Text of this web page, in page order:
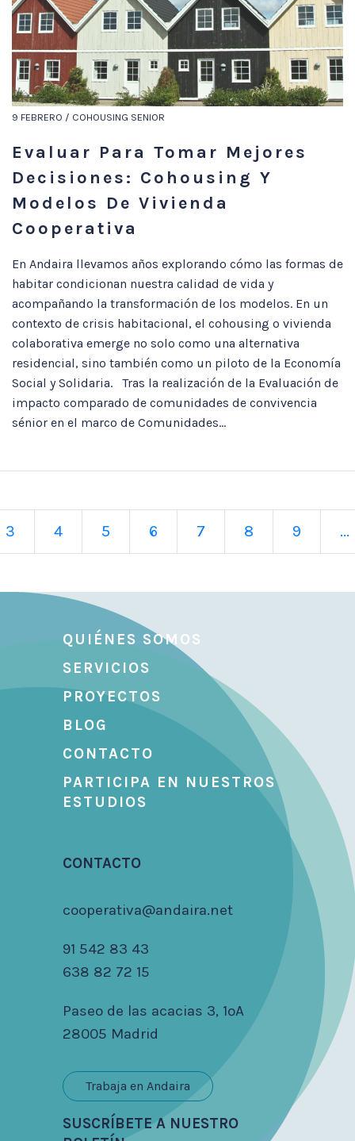
9 FEBRERO / COHOUSING SENIOR
Evaluar Para Tomar Mejores
Decisiones: Cohousing Y
Modelos De Vivienda
Cooperativa
En Andaira llevamos años explorando cómo las formas de
habitar condicionan nuestra calidad de vida y
acompañando la transformación de los modelos. En un
contexto de crisis habitacional, el cohousing o vivienda
colaborativa emerge no solo como una alternativa
residencial, sino también como un piloto de la Economía
Social y Solidaria. Tras la realización de la Evaluación de
impacto comparado de comunidades de convivencia
sénior en el marco de Comunidades...
3 4 5 6 7 8 9 ...
QUIÉNES SOMOS
SERVICIOS
PROYECTOS
BLOG
CONTACTO
PARTICIPA EN NUESTROS
ESTUDIOS
CONTACTO
cooperativa@andaira.net
91 542 83 43
638 82 72 15
Paseo de las acacias 3, 1ºA
28005 Madrid
Trabaja en Andaira
SUSCRÍBETE A NUESTRO